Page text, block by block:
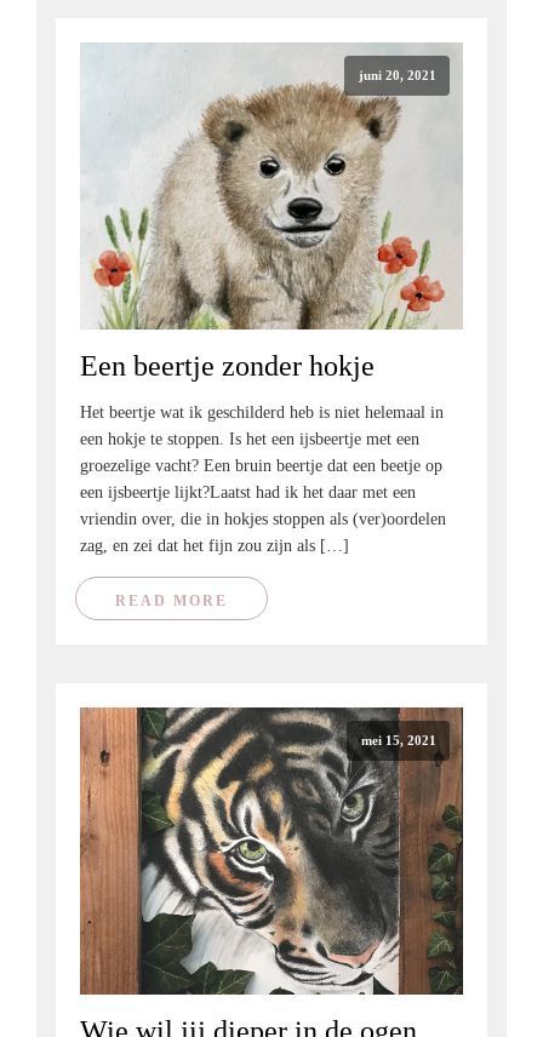
juni 20, 2021
Een beertje zonder hokje
Het beertje wat ik geschilderd heb is niet helemaal in
een hokje te stoppen. Is het een ijsbeertje met een
groezelige vacht? Een bruin beertje dat een beetje op
een ijsbeertje lijkt?Laatst had ik het daar met een
vriendin over, die in hokjes stoppen als (ver)oordelen
zag, en zei dat het fijn zou zijn als […]
READ MORE
mei 15, 2021